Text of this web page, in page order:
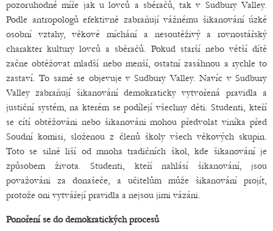
pozoruhodné míře jak u lovců a sběračů, tak v Sudbury Valley.
Podle antropologů efektivně zabraňují vážnému šikanování úzké
osobní vztahy, věkové míchání a nesoutěživý a rovnostářský
charakter kultury lovců a sběračů. Pokud starší nebo větší dítě
začne obtěžovat mladší nebo menší, ostatní zasáhnou a rychle to
zastaví. To samé se objevuje v Sudbury Valley. Navíc v Sudbury
Valley zabraňují šikanování demokraticky vytvořená pravidla a
justiční systém, na kterém se podílejí všechny děti. Studenti, kteří
se cítí obtěžováni nebo šikanováni mohou předvolat viníka před
Soudní komisi, složenou z členů školy všech věkových skupin.
Toto se silně liší od mnoha tradičních škol, kde šikanování je
způsobem života. Studenti, kteří nahlásí šikanování, jsou
považováni za donašeče, a učitelům může šikanování projít,
protože oni vytvářejí pravidla a nejsou jimi vázáni.
Ponoření se do demokratických procesů